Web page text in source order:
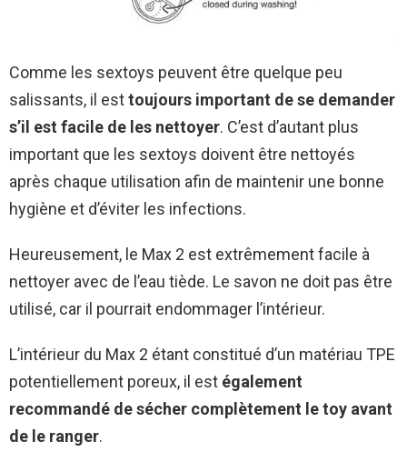
Comme les sextoys peuvent être quelque peu
salissants, il esttoujours important de se demander
s’il est facile de les nettoyer. C’est d’autant plus
important que les sextoys doivent être nettoyés
après chaque utilisation afin de maintenir une bonne
hygiène et d’éviter les infections.
Heureusement, le Max 2 est extrêmement facile à
nettoyer avec de l’eau tiède. Le savon ne doit pas être
utilisé, car il pourrait endommager l’intérieur.
L’intérieur du Max 2 étant constitué d’un matériau TPE
potentiellement poreux, il est également
recommandé de sécher complètement le toy avant
de le ranger.